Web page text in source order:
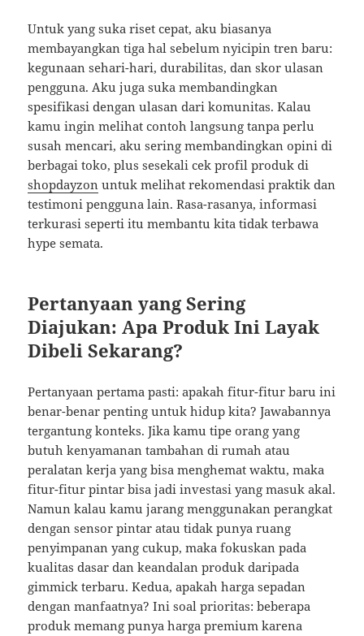
Untuk yang suka riset cepat, aku biasanya
membayangkan tiga hal sebelum nyicipin tren baru:
kegunaan sehari-hari, durabilitas, dan skor ulasan
pengguna. Aku juga suka membandingkan
spesifikasi dengan ulasan dari komunitas. Kalau
kamu ingin melihat contoh langsung tanpa perlu
susah mencari, aku sering membandingkan opini di
berbagai toko, plus sesekali cek profil produk di
shopdayzon untuk melihat rekomendasi praktik dan
testimoni pengguna lain. Rasa-rasanya, informasi
terkurasi seperti itu membantu kita tidak terbawa
hype semata.
Pertanyaan yang Sering
Diajukan: Apa Produk Ini Layak
Dibeli Sekarang?
Pertanyaan pertama pasti: apakah fitur-fitur baru ini
benar-benar penting untuk hidup kita? Jawabannya
tergantung konteks. Jika kamu tipe orang yang
butuh kenyamanan tambahan di rumah atau
peralatan kerja yang bisa menghemat waktu, maka
fitur-fitur pintar bisa jadi investasi yang masuk akal.
Namun kalau kamu jarang menggunakan perangkat
dengan sensor pintar atau tidak punya ruang
penyimpanan yang cukup, maka fokuskan pada
kualitas dasar dan keandalan produk daripada
gimmick terbaru. Kedua, apakah harga sepadan
dengan manfaatnya? Ini soal prioritas: beberapa
produk memang punya harga premium karena